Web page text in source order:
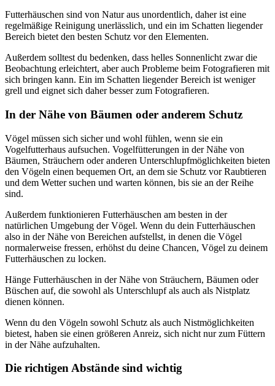
Futterhäuschen sind von Natur aus unordentlich, daher ist eine
regelmäßige Reinigung unerlässlich, und ein im Schatten liegender
Bereich bietet den besten Schutz vor den Elementen.
Außerdem solltest du bedenken, dass helles Sonnenlicht zwar die
Beobachtung erleichtert, aber auch Probleme beim Fotografieren mit
sich bringen kann. Ein im Schatten liegender Bereich ist weniger
grell und eignet sich daher besser zum Fotografieren.
In der Nähe von Bäumen oder anderem Schutz
Vögel müssen sich sicher und wohl fühlen, wenn sie ein
Vogelfutterhaus aufsuchen. Vogelfütterungen in der Nähe von
Bäumen, Sträuchern oder anderen Unterschlupfmöglichkeiten bieten
den Vögeln einen bequemen Ort, an dem sie Schutz vor Raubtieren
und dem Wetter suchen und warten können, bis sie an der Reihe
sind.
Außerdem funktionieren Futterhäuschen am besten in der
natürlichen Umgebung der Vögel. Wenn du dein Futterhäuschen
also in der Nähe von Bereichen aufstellst, in denen die Vögel
normalerweise fressen, erhöhst du deine Chancen, Vögel zu deinem
Futterhäuschen zu locken.
Hänge Futterhäuschen in der Nähe von Sträuchern, Bäumen oder
Büschen auf, die sowohl als Unterschlupf als auch als Nistplatz
dienen können.
Wenn du den Vögeln sowohl Schutz als auch Nistmöglichkeiten
bietest, haben sie einen größeren Anreiz, sich nicht nur zum Füttern
in der Nähe aufzuhalten.
Die richtigen Abstände sind wichtig